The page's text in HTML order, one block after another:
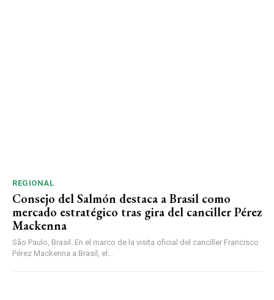
REGIONAL
Consejo del Salmón destaca a Brasil como
mercado estratégico tras gira del canciller Pérez
Mackenna
São Paulo, Brasil. En el marco de la visita oficial del canciller Francisco
Pérez Mackenna a Brasil, el...